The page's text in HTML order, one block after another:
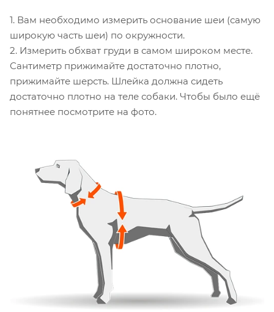
1. Вам необходимо измерить основание шеи (самую
широкую часть шеи) по окружности.
2. Измерить обхват груди в самом широком месте.
Сантиметр прижимайте достаточно плотно,
прижимайте шерсть. Шлейка должна сидеть
достаточно плотно на теле собаки. Чтобы было ещё
понятнее посмотрите на фото.